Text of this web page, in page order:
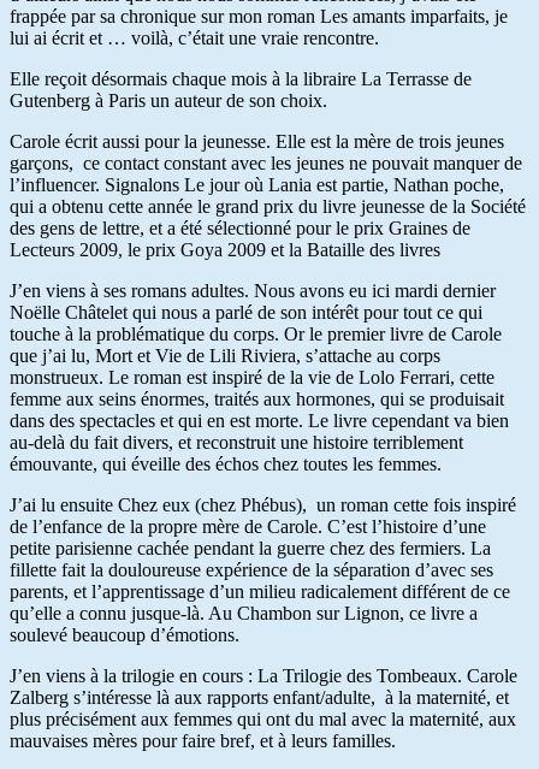
frappée par sa chronique sur mon roman Les amants imparfaits, je
lui ai écrit et … voilà, c’était une vraie rencontre.
Elle reçoit désormais chaque mois à la libraire La Terrasse de
Gutenberg à Paris un auteur de son choix.
Carole écrit aussi pour la jeunesse. Elle est la mère de trois jeunes
garçons, ce contact constant avec les jeunes ne pouvait manquer de
l’influencer. Signalons Le jour où Lania est partie, Nathan poche,
qui a obtenu cette année le grand prix du livre jeunesse de la Société
des gens de lettre, et a été sélectionné pour le prix Graines de
Lecteurs 2009, le prix Goya 2009 et la Bataille des livres
J’en viens à ses romans adultes. Nous avons eu ici mardi dernier
Noëlle Châtelet qui nous a parlé de son intérêt pour tout ce qui
touche à la problématique du corps. Or le premier livre de Carole
que j’ai lu, Mort et Vie de Lili Riviera, s’attache au corps
monstrueux. Le roman est inspiré de la vie de Lolo Ferrari, cette
femme aux seins énormes, traités aux hormones, qui se produisait
dans des spectacles et qui en est morte. Le livre cependant va bien
au-delà du fait divers, et reconstruit une histoire terriblement
émouvante, qui éveille des échos chez toutes les femmes.
J’ai lu ensuite Chez eux (chez Phébus), un roman cette fois inspiré
de l’enfance de la propre mère de Carole. C’est l’histoire d’une
petite parisienne cachée pendant la guerre chez des fermiers. La
fillette fait la douloureuse expérience de la séparation d’avec ses
parents, et l’apprentissage d’un milieu radicalement différent de ce
qu’elle a connu jusque-là. Au Chambon sur Lignon, ce livre a
soulevé beaucoup d’émotions.
J’en viens à la trilogie en cours : La Trilogie des Tombeaux. Carole
Zalberg s’intéresse là aux rapports enfant/adulte, à la maternité, et
plus précisément aux femmes qui ont du mal avec la maternité, aux
mauvaises mères pour faire bref, et à leurs familles.